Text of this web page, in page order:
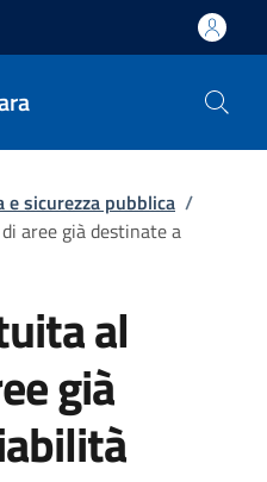
e sicurezza pubblica /
aree già destinate a
al
già